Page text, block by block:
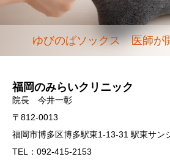
ゆびのばソックス 医師が
福岡のみらいクリニック
院長 今井一彰
〒812-0013
福岡市博多区博多駅東1-13-31 駅東サン
TEL：092-415-2153